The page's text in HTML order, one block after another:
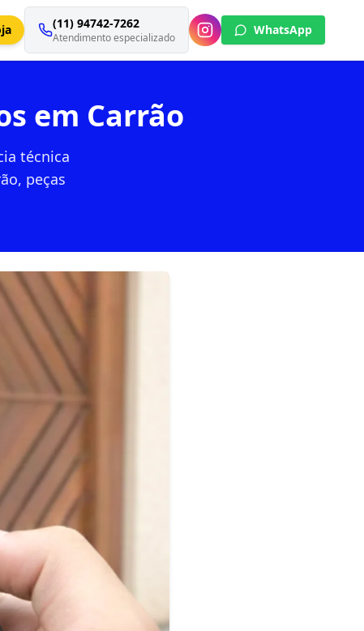
(11) 94742-7262
Atendimento especializado
WhatsApp
em Carrão
técnica
peças